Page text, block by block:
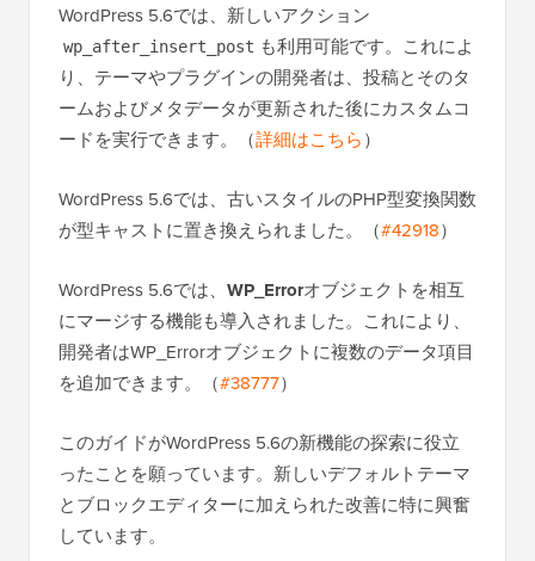
WordPress 5.6では、新しいアクション
wp_after_insert_post も利用可能です。これによ
り、テーマやプラグインの開発者は、投稿とそのタ
ームおよびメタデータが更新された後にカスタムコ
ードを実行できます。（詳細はこちら）
WordPress 5.6では、古いスタイルのPHP型変換関数
が型キャストに置き換えられました。（#42918）
WordPress 5.6では、 WP_Errorオブジェクトを相互
にマージする機能も導入されました。これにより、
開発者はWP_Errorオブジェクトに複数のデータ項目
を追加できます。（#38777）
このガイドがWordPress 5.6の新機能の探索に役立
ったことを願っています。新しいデフォルトテーマ
とブロックエディターに加えられた改善に特に興奮
しています。